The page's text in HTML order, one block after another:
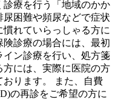
療を行う「地域のかか
困難や頻尿などで症状
れていらっしゃる方に
診療の場合には、最初
イン診療を行い、処方箋
には、実際に医院の方
ります。 また、自費
の再診をご希望の方に